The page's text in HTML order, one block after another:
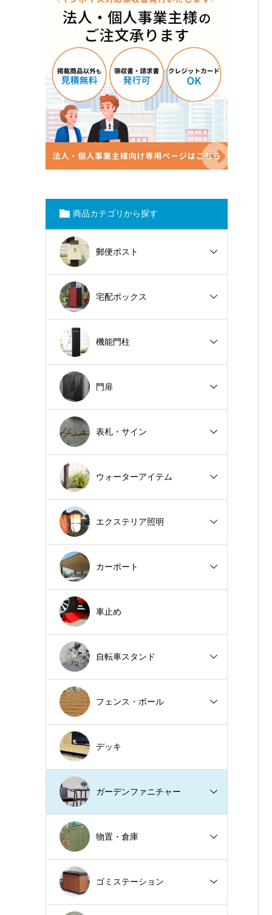
商品カテゴリから探す
郵便ポスト
宅配ボックス
機能門柱
門扉
表札・サイン
ウォーターアイテム
エクステリア照明
カーポート
車止め
自転車スタンド
フェンス・ポール
デッキ
ガーデンファニチャー
物置・倉庫
ゴミステーション